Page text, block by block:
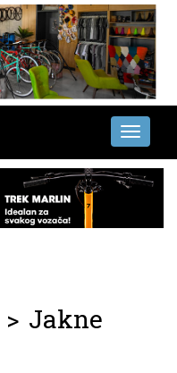
Toggle
> Jakne